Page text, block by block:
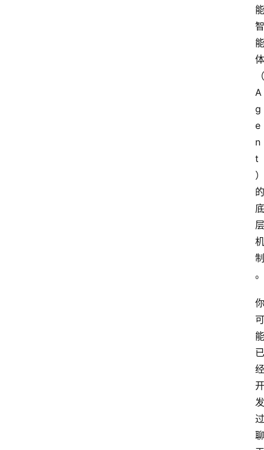
能
智
能
体
（
A
g
e
n
t
）
的
底
层
机
制
。
你
可
能
已
经
开
发
过
聊